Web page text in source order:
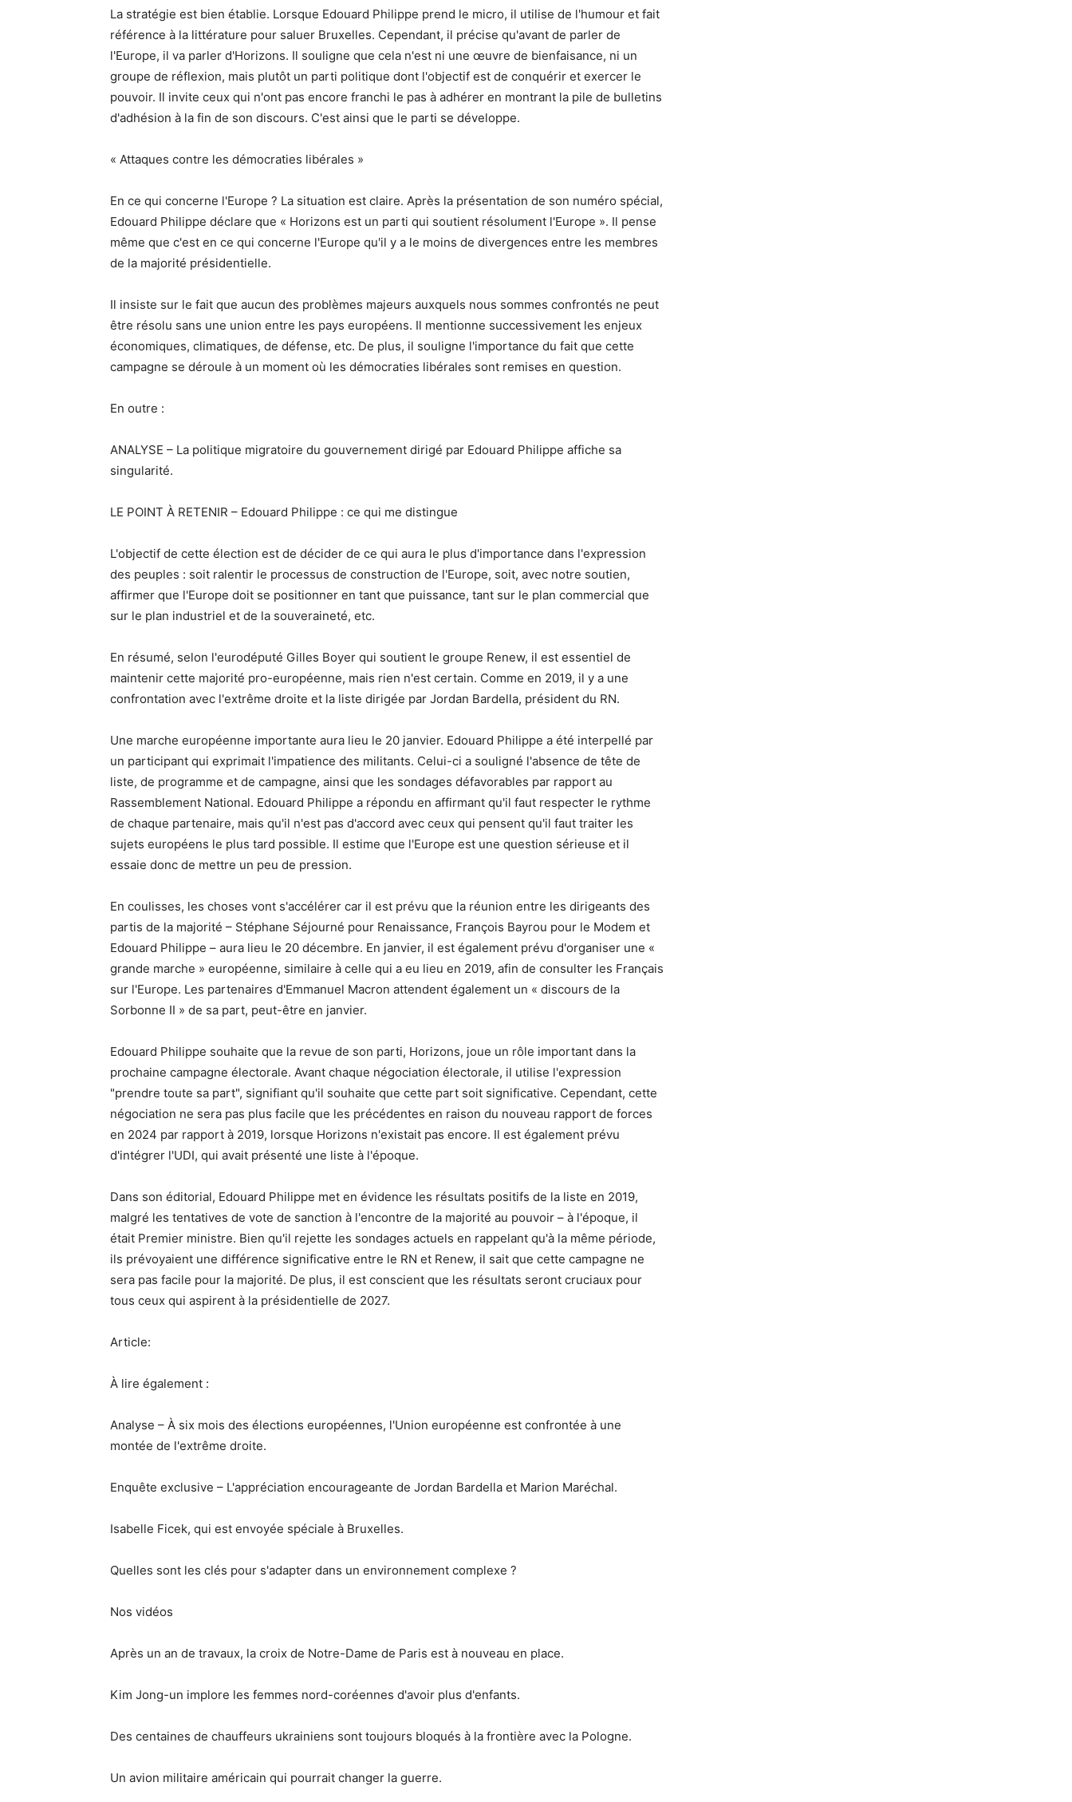
La stratégie est bien établie. Lorsque Edouard Philippe prend le micro, il utilise de l'humour et fait
référence à la littérature pour saluer Bruxelles. Cependant, il précise qu'avant de parler de
l'Europe, il va parler d'Horizons. Il souligne que cela n'est ni une œuvre de bienfaisance, ni un
groupe de réflexion, mais plutôt un parti politique dont l'objectif est de conquérir et exercer le
pouvoir. Il invite ceux qui n'ont pas encore franchi le pas à adhérer en montrant la pile de bulletins
d'adhésion à la fin de son discours. C'est ainsi que le parti se développe.
« Attaques contre les démocraties libérales »
En ce qui concerne l'Europe ? La situation est claire. Après la présentation de son numéro spécial,
Edouard Philippe déclare que « Horizons est un parti qui soutient résolument l'Europe ». Il pense
même que c'est en ce qui concerne l'Europe qu'il y a le moins de divergences entre les membres
de la majorité présidentielle.
Il insiste sur le fait que aucun des problèmes majeurs auxquels nous sommes confrontés ne peut
être résolu sans une union entre les pays européens. Il mentionne successivement les enjeux
économiques, climatiques, de défense, etc. De plus, il souligne l'importance du fait que cette
campagne se déroule à un moment où les démocraties libérales sont remises en question.
En outre :
ANALYSE – La politique migratoire du gouvernement dirigé par Edouard Philippe affiche sa
singularité.
LE POINT À RETENIR – Edouard Philippe : ce qui me distingue
L'objectif de cette élection est de décider de ce qui aura le plus d'importance dans l'expression
des peuples : soit ralentir le processus de construction de l'Europe, soit, avec notre soutien,
affirmer que l'Europe doit se positionner en tant que puissance, tant sur le plan commercial que
sur le plan industriel et de la souveraineté, etc.
En résumé, selon l'eurodéputé Gilles Boyer qui soutient le groupe Renew, il est essentiel de
maintenir cette majorité pro-européenne, mais rien n'est certain. Comme en 2019, il y a une
confrontation avec l'extrême droite et la liste dirigée par Jordan Bardella, président du RN.
Une marche européenne importante aura lieu le 20 janvier. Edouard Philippe a été interpellé par
un participant qui exprimait l'impatience des militants. Celui-ci a souligné l'absence de tête de
liste, de programme et de campagne, ainsi que les sondages défavorables par rapport au
Rassemblement National. Edouard Philippe a répondu en affirmant qu'il faut respecter le rythme
de chaque partenaire, mais qu'il n'est pas d'accord avec ceux qui pensent qu'il faut traiter les
sujets européens le plus tard possible. Il estime que l'Europe est une question sérieuse et il
essaie donc de mettre un peu de pression.
En coulisses, les choses vont s'accélérer car il est prévu que la réunion entre les dirigeants des
partis de la majorité – Stéphane Séjourné pour Renaissance, François Bayrou pour le Modem et
Edouard Philippe – aura lieu le 20 décembre. En janvier, il est également prévu d'organiser une «
grande marche » européenne, similaire à celle qui a eu lieu en 2019, afin de consulter les Français
sur l'Europe. Les partenaires d'Emmanuel Macron attendent également un « discours de la
Sorbonne II » de sa part, peut-être en janvier.
Edouard Philippe souhaite que la revue de son parti, Horizons, joue un rôle important dans la
prochaine campagne électorale. Avant chaque négociation électorale, il utilise l'expression
"prendre toute sa part", signifiant qu'il souhaite que cette part soit significative. Cependant, cette
négociation ne sera pas plus facile que les précédentes en raison du nouveau rapport de forces
en 2024 par rapport à 2019, lorsque Horizons n'existait pas encore. Il est également prévu
d'intégrer l'UDI, qui avait présenté une liste à l'époque.
Dans son éditorial, Edouard Philippe met en évidence les résultats positifs de la liste en 2019,
malgré les tentatives de vote de sanction à l'encontre de la majorité au pouvoir – à l'époque, il
était Premier ministre. Bien qu'il rejette les sondages actuels en rappelant qu'à la même période,
ils prévoyaient une différence significative entre le RN et Renew, il sait que cette campagne ne
sera pas facile pour la majorité. De plus, il est conscient que les résultats seront cruciaux pour
tous ceux qui aspirent à la présidentielle de 2027.
Article:
À lire également :
Analyse – À six mois des élections européennes, l'Union européenne est confrontée à une
montée de l'extrême droite.
Enquête exclusive – L'appréciation encourageante de Jordan Bardella et Marion Maréchal.
Isabelle Ficek, qui est envoyée spéciale à Bruxelles.
Quelles sont les clés pour s'adapter dans un environnement complexe ?
Nos vidéos
Après un an de travaux, la croix de Notre-Dame de Paris est à nouveau en place.
Kim Jong-un implore les femmes nord-coréennes d'avoir plus d'enfants.
Des centaines de chauffeurs ukrainiens sont toujours bloqués à la frontière avec la Pologne.
Un avion militaire américain qui pourrait changer la guerre.